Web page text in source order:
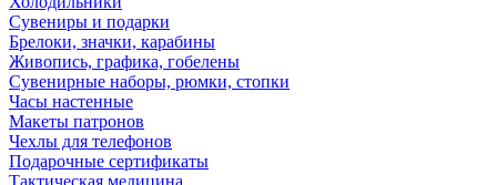
Сувениры и подарки
Брелоки, значки, карабины
Живопись, графика, гобелены
Сувенирные наборы, рюмки, стопки
Часы настенные
Макеты патронов
Чехлы для телефонов
Подарочные сертификаты
Тактическая медицина